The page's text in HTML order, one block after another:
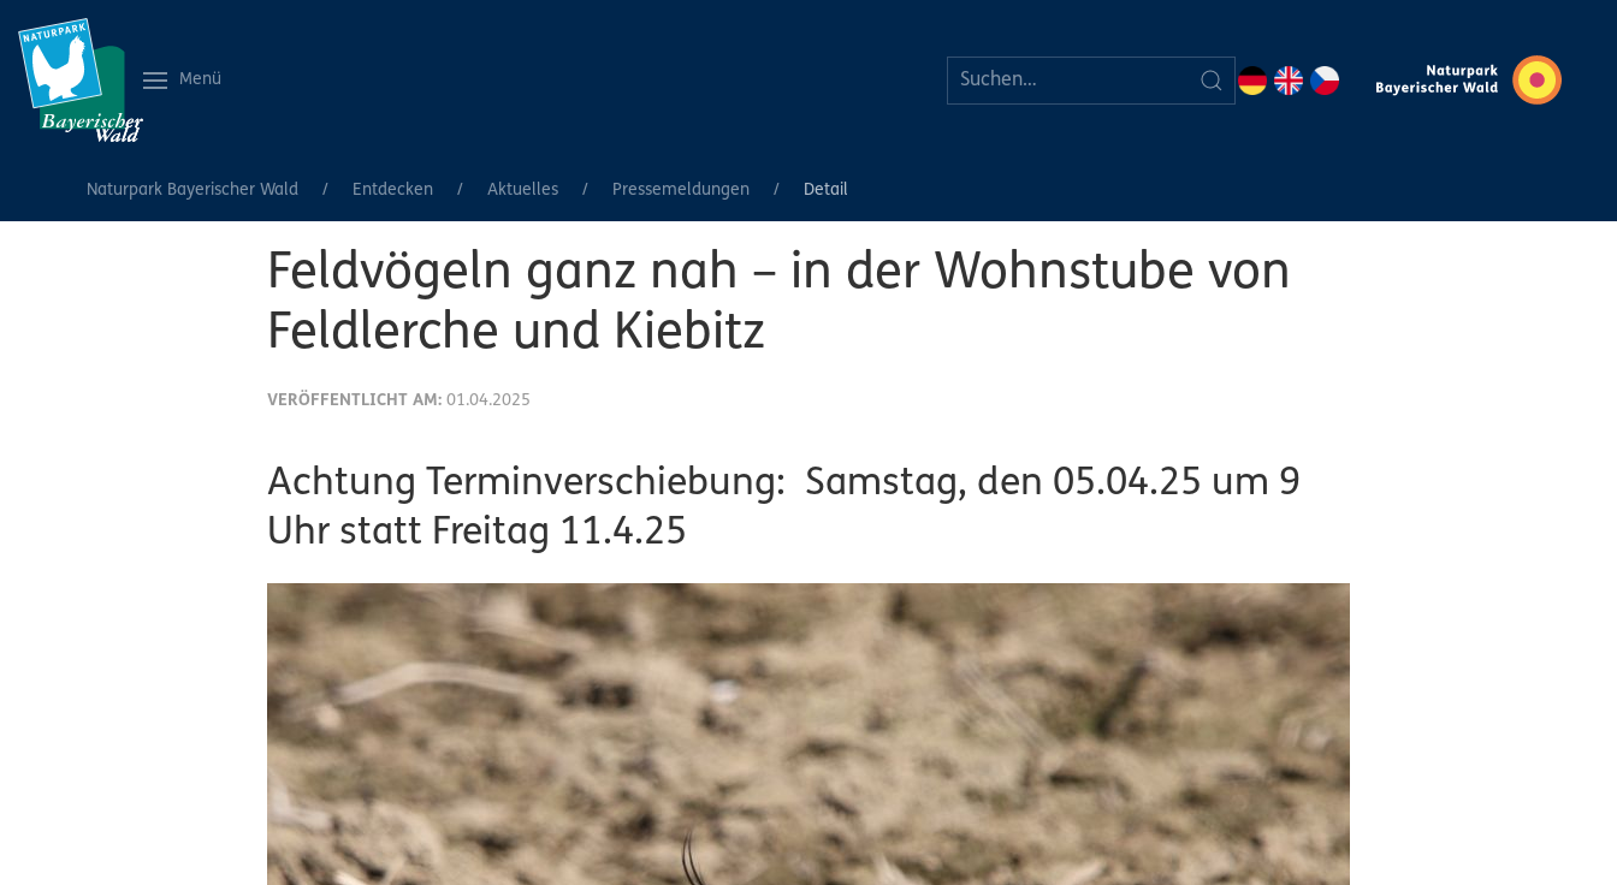
Menü
Naturpark Bayerischer Wald Entdecken Aktuelles Pressemeldungen Detail
Feldvögeln ganz nah – in der Wohnstube von
Feldlerche und Kiebitz
VERÖFFENTLICHT AM: 01.04.2025
Achtung Terminverschiebung: Samstag, den 05.04.25 um 9
Uhr statt Freitag 11.4.25